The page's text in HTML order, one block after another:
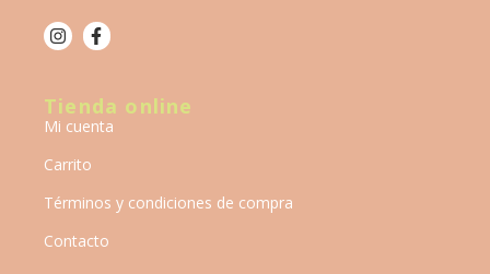
Tienda online
Mi cuenta
Carrito
Términos y condiciones de compra
Contacto